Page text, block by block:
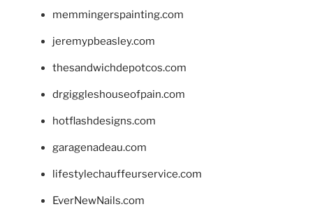
memmingerspainting.com
jeremypbeasley.com
thesandwichdepotcos.com
drgiggleshouseofpain.com
hotflashdesigns.com
garagenadeau.com
lifestylechauffeurservice.com
EverNewNails.com